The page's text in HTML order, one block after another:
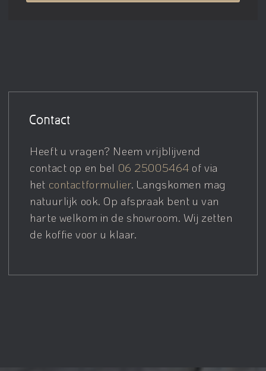
Contact
Heeft u vragen? Neem vrijblijvend
contact op en bel 06 25005464 of via
het contactformulier. Langskomen mag
natuurlijk ook. Op afspraak bent u van
harte welkom in de showroom. Wij zetten
de koffie voor u klaar.